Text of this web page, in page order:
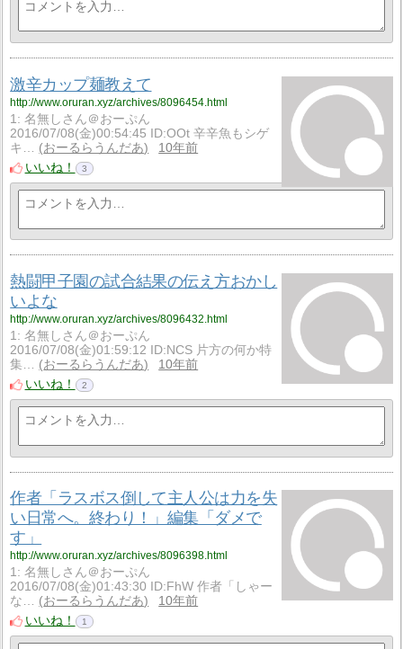
激辛カップ麺教えて
http://www.oruran.xyz/archives/8096454.html
1: 名無しさん＠おーぷん
2016/07/08(金)00:54:45 ID:OOt 辛辛魚もシゲ
キ…
おーるらうんだあ
10年前
いいね！
3
熱闘甲子園の試合結果の伝え方おかし
いよな
http://www.oruran.xyz/archives/8096432.html
1: 名無しさん＠おーぷん
2016/07/08(金)01:59:12 ID:NCS 片方の何か特
集…
おーるらうんだあ
10年前
いいね！
2
作者「ラスボス倒して主人公は力を失
い日常へ。終わり！」編集「ダメで
す」
http://www.oruran.xyz/archives/8096398.html
1: 名無しさん＠おーぷん
2016/07/08(金)01:43:30 ID:FhW 作者「しゃー
な…
おーるらうんだあ
10年前
いいね！
1